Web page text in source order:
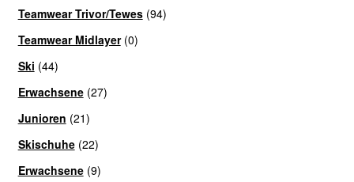
Teamwear Trivor/Tewes (94)
Teamwear Midlayer (0)
Ski (44)
Erwachsene (27)
Junioren (21)
Skischuhe (22)
Erwachsene (9)